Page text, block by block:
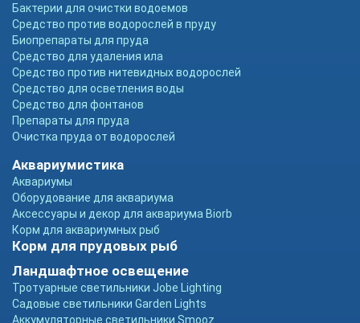
Бактерии для очистки водоемов
Средство против водорослей в пруду
Биопрепараты для пруда
Средство для удаления ила
Средство против нитевидных водорослей
Средство для осветления воды
Средство для фонтанов
Препараты для пруда
Очистка пруда от водорослей
Аквариумистика
Аквариумы
Оборудование для аквариума
Аксессуары и декор для аквариума Biorb
Корм для аквариумных рыб
Корм для прудовых рыб
Ландшафтное освещение
Тротуарные светильники Jobe Lighting
Садовые светильники Garden Lights
Аккумуляторные светильники Smooz